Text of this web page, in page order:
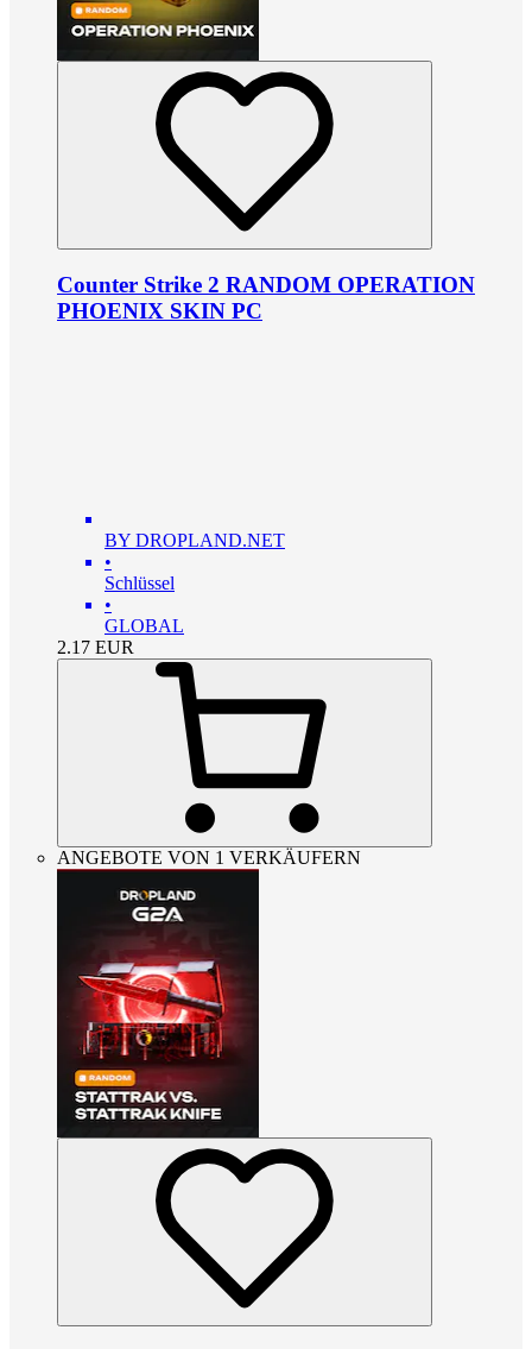
Counter Strike 2 RANDOM OPERATION
PHOENIX SKIN PC
BY DROPLAND.NET
•
Schlüssel
•
GLOBAL
2.17 EUR
ANGEBOTE VON 1 VERKÄUFERN